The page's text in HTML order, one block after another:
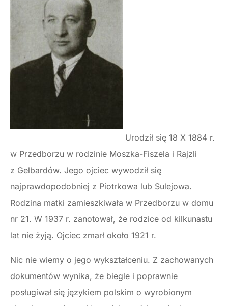
Urodził się 18 X 1884 r.
w Przedborzu w rodzinie Moszka-Fiszela i Rajzli
z Gelbardów. Jego ojciec wywodził się
najprawdopodobniej z Piotrkowa lub Sulejowa.
Rodzina matki zamieszkiwała w Przedborzu w domu
nr 21. W 1937 r. zanotował, że rodzice od kilkunastu
lat nie żyją. Ojciec zmarł około 1921 r.
Nic nie wiemy o jego wykształceniu. Z zachowanych
dokumentów wynika, że biegle i poprawnie
posługiwał się językiem polskim o wyrobionym